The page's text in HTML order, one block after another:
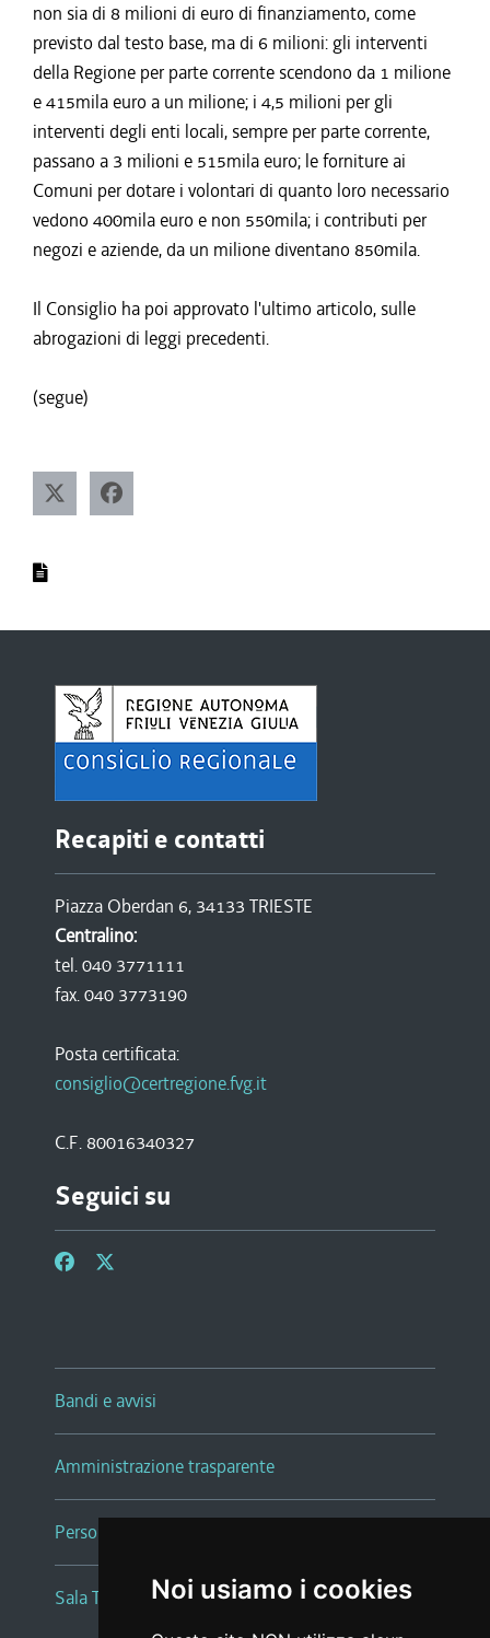
Noi usiamo i cookies
non sia di 8 milioni di euro di finanziamento, come
previsto dal testo base, ma di 6 milioni: gli interventi
della Regione per parte corrente scendono da 1 milione
e 415mila euro a un milione; i 4,5 milioni per gli
interventi degli enti locali, sempre per parte corrente,
passano a 3 milioni e 515mila euro; le forniture ai
Comuni per dotare i volontari di quanto loro necessario
vedono 400mila euro e non 550mila; i contributi per
negozi e aziende, da un milione diventano 850mila.
Il Consiglio ha poi approvato l'ultimo articolo, sulle
abrogazioni di leggi precedenti.
(segue)
Recapiti e contatti
Piazza Oberdan 6, 34133 TRIESTE
Centralino:
tel. 040 3771111
fax. 040 3773190
Posta certificata:
consiglio@certregione.fvg.it
C.F. 80016340327
Seguici su
Bandi e avvisi
Amministrazione trasparente
Persone e Uffici
Sala Tiziano Tessitori